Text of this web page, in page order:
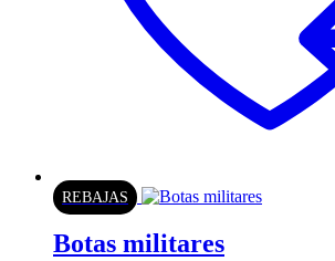
REBAJAS
Botas militares